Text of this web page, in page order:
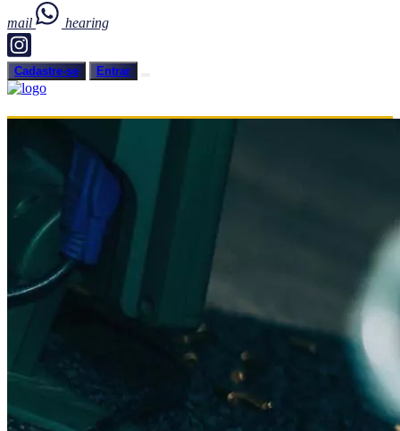
mail hearing
Cadastre-se Entrar